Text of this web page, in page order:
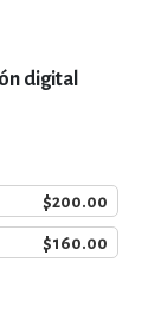
digital
$200.00
$160.00